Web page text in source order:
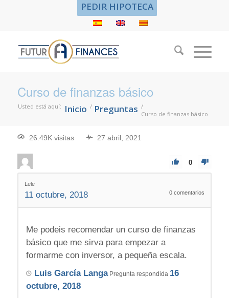
PEDIR HIPOTECA
Curso de finanzas básico
Usted está aquí: Inicio / Preguntas /
Curso de finanzas básico
26.49K visitas 27 abril, 2021
0
Lele
11 octubre, 2018 0 comentarios
Me podeis recomendar un curso de finanzas
básico que me sirva para empezar a
formarme con inversor, a pequeña escala.
Luis García LangaPregunta respondida 16
octubre, 2018